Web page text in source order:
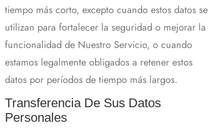
tiempo más corto, excepto cuando estos datos se
utilizan para fortalecer la seguridad o mejorar la
funcionalidad de Nuestro Servicio, o cuando
estamos legalmente obligados a retener estos
datos por períodos de tiempo más largos.
Transferencia De Sus Datos
Personales